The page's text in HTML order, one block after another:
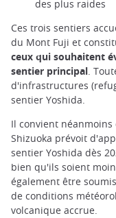
des plus raides
Ces trois sentiers
du Mont Fuji et
ceux qui souhaitent
sentier principal.
d'infrastructures
sentier Yoshida.
Il convient
Shizuoka prévoit
sentier Yoshida dès
bien qu'ils soient
également être
de conditions
volcanique accrue.